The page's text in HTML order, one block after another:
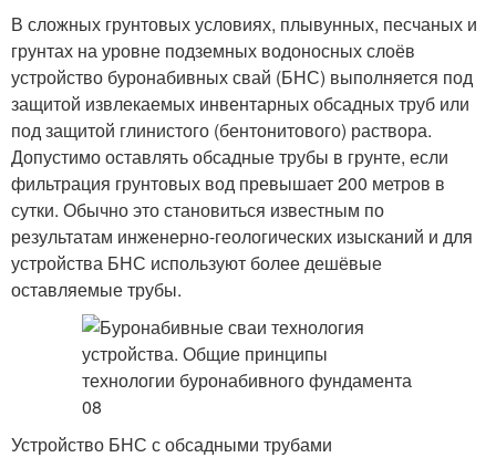
В сложных грунтовых условиях, плывунных, песчаных и
грунтах на уровне подземных водоносных слоёв
устройство буронабивных свай (БНС) выполняется под
защитой извлекаемых инвентарных обсадных труб или
под защитой глинистого (бентонитового) раствора.
Допустимо оставлять обсадные трубы в грунте, если
фильтрация грунтовых вод превышает 200 метров в
сутки. Обычно это становиться известным по
результатам инженерно-геологических изысканий и для
устройства БНС используют более дешёвые
оставляемые трубы.
Устройство БНС с обсадными трубами